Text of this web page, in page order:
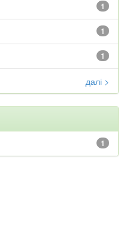
1
1
1
далі >
1